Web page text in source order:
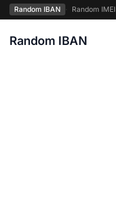
Random IBAN · Random IMEI
Random IBAN